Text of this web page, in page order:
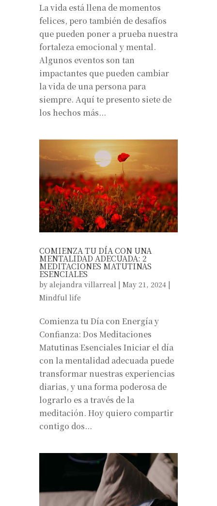
La vida está llena de momentos
felices, pero también de desafíos
que pueden poner a prueba nuestra
fortaleza emocional y mental.
Algunos eventos son tan
impactantes que pueden cambiar
la vida de una persona para
siempre. Aquí te presento siete de
los hechos más...
COMIENZA TU DÍA CON UNA
MENTALIDAD ADECUADA: 2
MEDITACIONES MATUTINAS
ESENCIALES
by alejandra villarreal | May 21, 2024|
Mindful life
Comienza tu Día con Energía y
Confianza: Dos Meditaciones
Matutinas Esenciales Iniciar el día
con la mentalidad adecuada puede
transformar nuestras experiencias
diarias, y una forma poderosa de
lograrlo es a través de la
meditación. Hoy quiero compartir
contigo dos...